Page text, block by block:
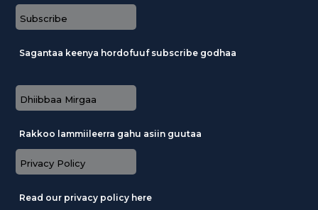
Subscribe
Sagantaa keenya hordofuuf subscribe godhaa
Dhiibbaa Mirgaa
Rakkoo lammiileerra gahu asiin guutaa
Privacy Policy
Read our privacy policy here